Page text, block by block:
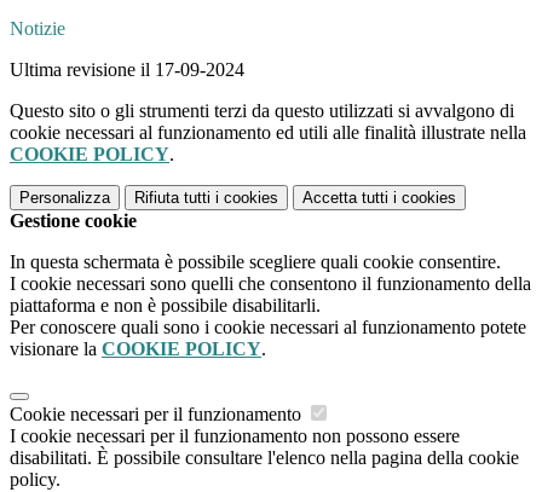
Notizie
Ultima revisione il 17-09-2024
Questo sito o gli strumenti terzi da questo utilizzati si avvalgono di
cookie necessari al funzionamento ed utili alle finalità illustrate nella
COOKIE POLICY.
Personalizza Rifiuta tutti i cookies Accetta tutti i cookies
Gestione cookie
In questa schermata è possibile scegliere quali cookie consentire.
I cookie necessari sono quelli che consentono il funzionamento della
piattaforma e non è possibile disabilitarli.
Per conoscere quali sono i cookie necessari al funzionamento potete
visionare la COOKIE POLICY.
Cookie necessari per il funzionamento
I cookie necessari per il funzionamento non possono essere
disabilitati. È possibile consultare l'elenco nella pagina della cookie
policy.